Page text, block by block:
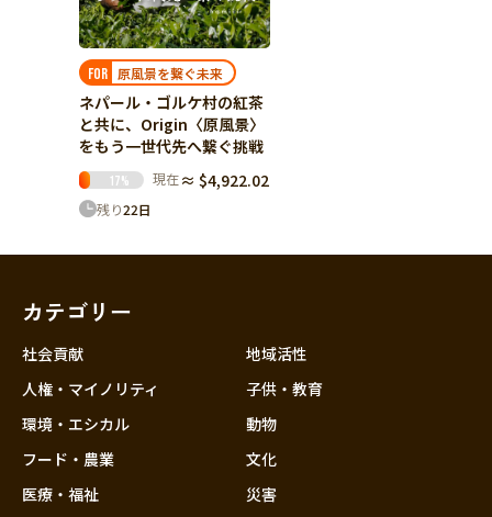
FOR 原風景を繋ぐ未来
ネパール・ゴルケ村の紅茶
と共に、Origin〈原風景〉
をもう一世代先へ繋ぐ挑戦
17% 現在 ≈ $4,922.02
残り22日
カテゴリー
社会貢献
人権・マイノリティ
環境・エシカル
フード・農業
医療・福祉
地域活性
子供・教育
動物
文化
災害